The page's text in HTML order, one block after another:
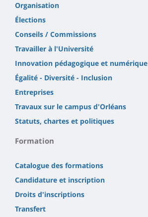
Organisation
Élections
Conseils / Commissions
Travailler à l'Université
Innovation pédagogique et numérique
Égalité - Diversité - Inclusion
Entreprises
Travaux sur le campus d'Orléans
Statuts, chartes et politiques
Formation
Catalogue des formations
Candidature et inscription
Droits d'inscriptions
Transfert